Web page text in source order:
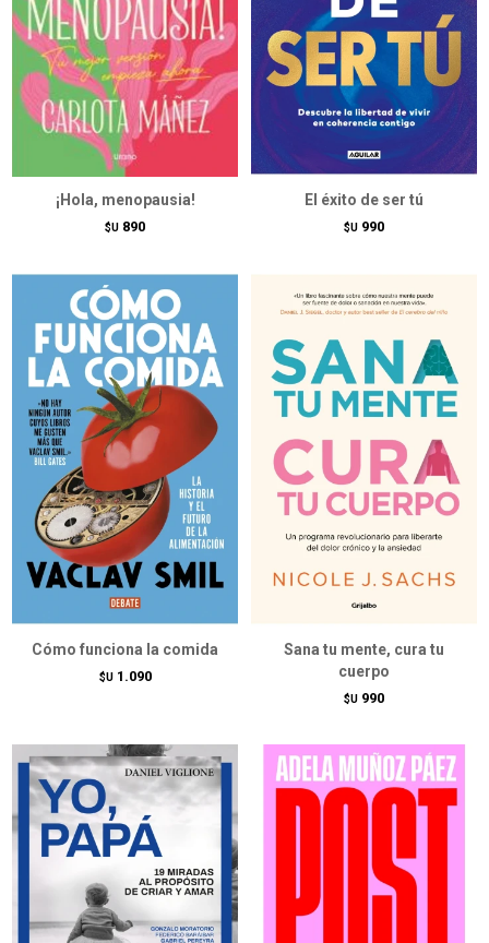
¡Hola, menopausia!
$U 890
El éxito de ser tú
$U 990
Cómo funciona la comida
$U 1.090
Sana tu mente, cura tu
cuerpo
$U 990